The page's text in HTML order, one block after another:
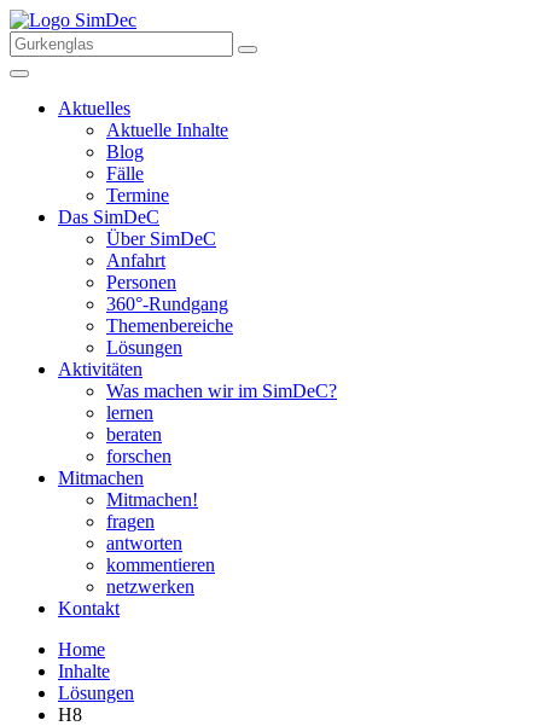
Aktuelles
Aktuelle Inhalte
Blog
Fälle
Termine
Das SimDeC
Über SimDeC
Anfahrt
Personen
360°-Rundgang
Themenbereiche
Lösungen
Aktivitäten
Was machen wir im SimDeC?
lernen
beraten
forschen
Mitmachen
Mitmachen!
fragen
antworten
kommentieren
netzwerken
Kontakt
Home
Inhalte
Lösungen
H8